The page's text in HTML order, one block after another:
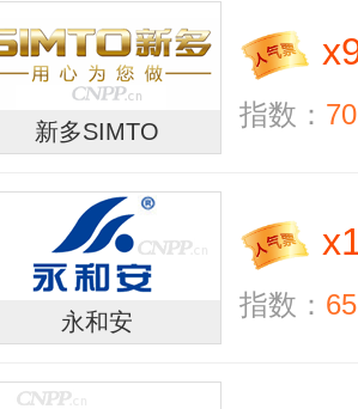
新多SIMTO
x
指数：
永和安
x
指数：